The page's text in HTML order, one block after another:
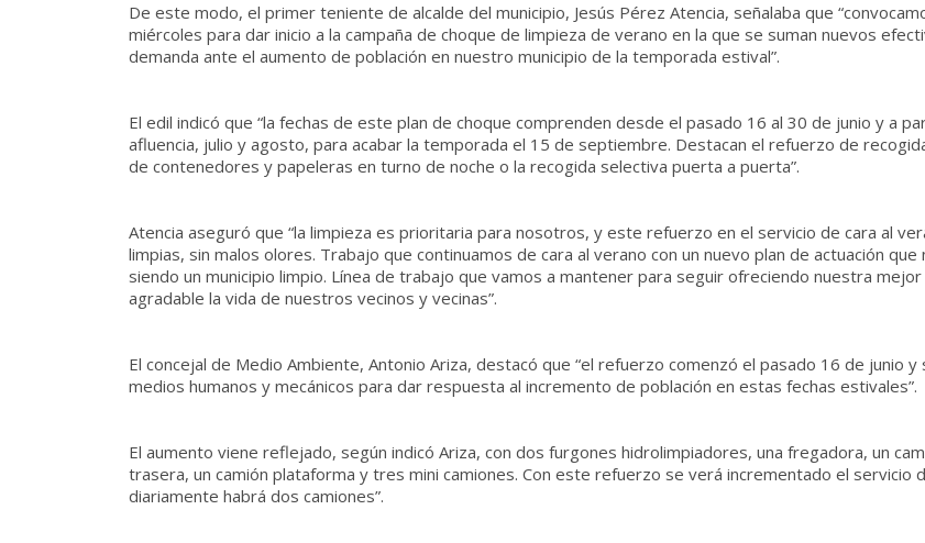
De este modo, el primer teniente de alcalde del municipio, Jesús Pérez Atencia, señalaba que
miércoles para dar inicio a la campaña de choque de limpieza de verano en la que se suman nuevos
demanda ante el aumento de población en nuestro municipio de la temporada estival”.
El edil indicó que “la fechas de este plan de choque comprenden desde el pasado 16 al 30 de junio y a
afluencia, julio y agosto, para acabar la temporada el 15 de septiembre. Destacan el refuerzo de
de contenedores y papeleras en turno de noche o la recogida selectiva puerta a puerta”.
Atencia aseguró que “la limpieza es prioritaria para nosotros, y este refuerzo en el servicio de cara al
limpias, sin malos olores. Trabajo que continuamos de cara al verano con un nuevo plan de actuación
siendo un municipio limpio. Línea de trabajo que vamos a mantener para seguir ofreciendo nuestra
agradable la vida de nuestros vecinos y vecinas”.
El concejal de Medio Ambiente, Antonio Ariza, destacó que “el refuerzo comenzó el pasado 16 de junio
medios humanos y mecánicos para dar respuesta al incremento de población en estas fechas estivales”.
El aumento viene reflejado, según indicó Ariza, con dos furgones hidrolimpiadores, una fregadora, un
trasera, un camión plataforma y tres mini camiones. Con este refuerzo se verá incrementado el servicio
diariamente habrá dos camiones”.